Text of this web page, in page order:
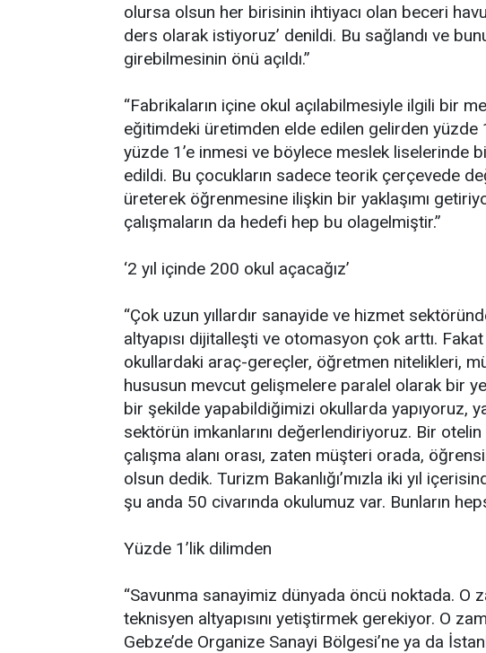
olursa olsun her birisinin ihtiyacı olan beceri
ders olarak istiyoruz’ denildi. Bu sağlandı ve
girebilmesinin önü açıldı.”
“Fabrikaların içine okul açılabilmesiyle ilgili bir
eğitimdeki üretimden elde edilen gelirden
yüzde 1’e inmesi ve böylece meslek liselerinde
edildi. Bu çocukların sadece teorik çerçevede
üreterek öğrenmesine ilişkin bir yaklaşımı
çalışmaların da hedefi hep bu olagelmiştir.”
‘2 yıl içinde 200 okul açacağız’
“Çok uzun yıllardır sanayide ve hizmet
altyapısı dijitalleşti ve otomasyon çok arttı.
okullardaki araç-gereçler, öğretmen nitelikleri,
hususun mevcut gelişmelere paralel olarak bir
bir şekilde yapabildiğimizi okullarda yapıyoruz,
sektörün imkanlarını değerlendiriyoruz. Bir
çalışma alanı orası, zaten müşteri orada,
olsun dedik. Turizm Bakanlığı’mızla iki yıl
şu anda 50 civarında okulumuz var. Bunların
Yüzde 1’lik dilimden
“Savunma sanayimiz dünyada öncü noktada. O
teknisyen altyapısını yetiştirmek gerekiyor. O
Gebze’de Organize Sanayi Bölgesi’ne ya da